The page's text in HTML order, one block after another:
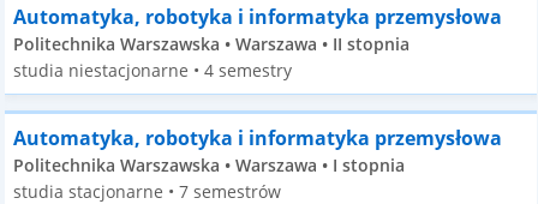
Automatyka, robotyka i informatyka przemysłowa
Politechnika Warszawska • Warszawa • II stopnia
studia niestacjonarne • 4 semestry
Automatyka, robotyka i informatyka przemysłowa
Politechnika Warszawska • Warszawa • I stopnia
studia stacjonarne • 7 semestrów